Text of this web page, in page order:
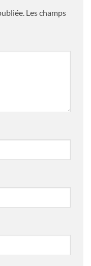
Les champs